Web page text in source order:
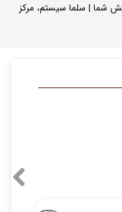
آرامش شما | سلما سیستم، مرکز